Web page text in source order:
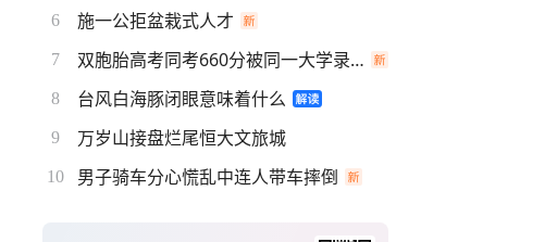
6 施一公拒盆栽式人才
7 双胞胎高考同考660分被同一大学录取
8 台风白海豚闭眼意味着什么
9 万岁山接盘烂尾恒大文旅城
10 男子骑车分心慌乱中连人带车摔倒